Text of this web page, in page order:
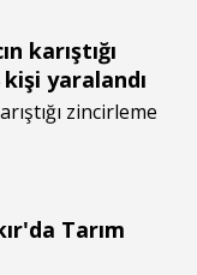
karıştığı
yaralandı
zincirleme
Tarım